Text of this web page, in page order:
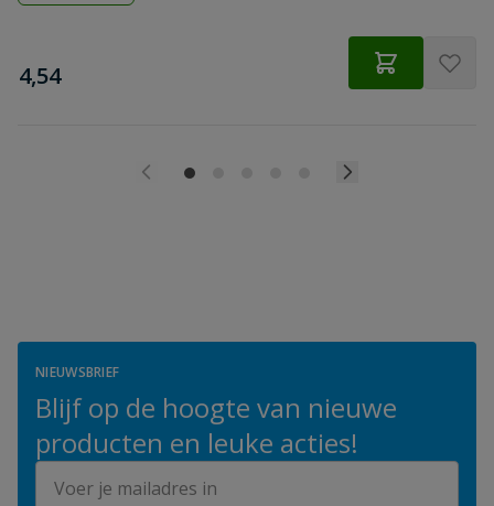
€
4,54
NIEUWSBRIEF
Blijf op de hoogte van nieuwe
producten en leuke acties!